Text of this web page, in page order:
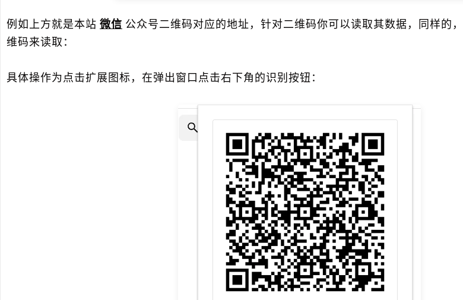
例如上方就是本站 微信 公众号二维码对应的地址，针对二维码你可以读取其数据，同样的
维码来读取：
具体操作为点击扩展图标，在弹出窗口点击右下角的识别按钮：